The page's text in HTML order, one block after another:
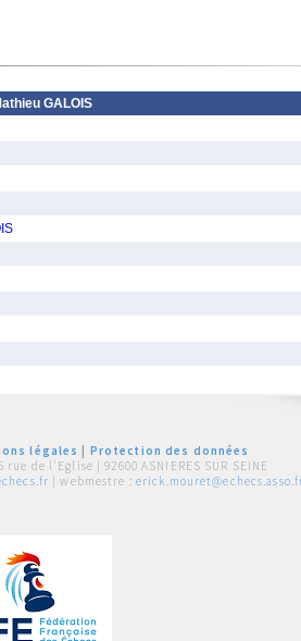
GALOIS
légales
Protection des données
rue de l'Eglise | 92600 ASNIERES SUR SEINE
| webmestre :